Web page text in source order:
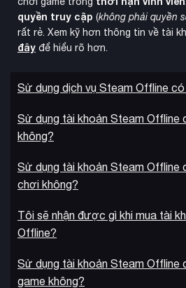
Collection Bundle cũng bao gồm các
mang đến nội dung tường thuật
đầy hấp dẫn. Các gói này tập trung
kẻ thù.
hứng từ các thời kỳ lịch sử:
Empire, Fashion of the Abbasid
quyền truy cập (không phải quyền
rất rẻ. Xem kỹ hơn thông tin về tài
đây để hiểu rõ hơn.
Sử dụng dịch vụ Steam Offline có
Sử dụng tài khoản Steam Offline
không?
Sử dụng tài khoản Steam Offline
chơi không?
Tôi sẽ nhận được gì khi mua tài
Offline?
Sử dụng tài khoản Steam
game không?